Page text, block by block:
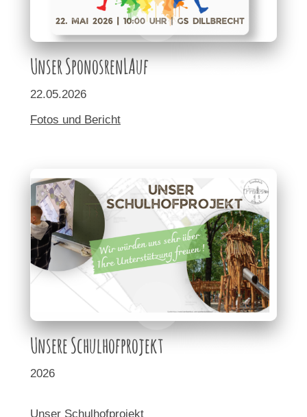
Unser SponosrenLAuf
22.05.2026
Fotos und Bericht
Unsere Schulhofprojekt
2026
Unser Schulhofprojekt